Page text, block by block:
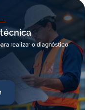
realizar o diagnóstico